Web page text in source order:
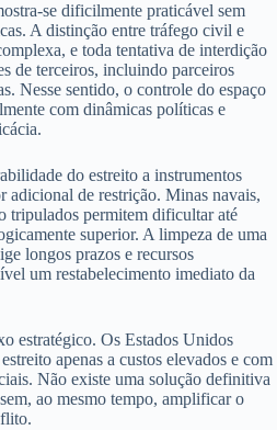
se dificilmente praticável sem
A distinção entre tráfego civil e
e toda tentativa de interdição
de terceiros, incluindo parceiros
Nesse sentido, o controle do espaço
com dinâmicas políticas e
do estreito a instrumentos
adicional de restrição. Minas navais,
tripulados permitem dificultar até
superior. A limpeza de uma
longos prazos e recursos
um restabelecimento imediato da
estratégico. Os Estados Unidos
apenas a custos elevados e com
Não existe uma solução definitiva
ao mesmo tempo, amplificar o